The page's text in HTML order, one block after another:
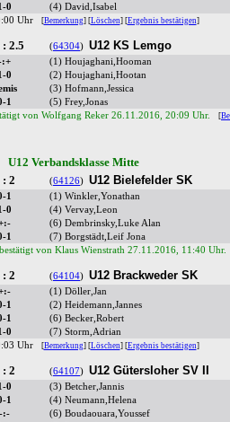
0 (4) David,Isabel
Uhr [Bemerkung] [Löschen] [Ergebnis bestätigen]
: 2.5 (64304) U12 KS Lemgo
:+ (1) Houjaghani,Hooman
0 (2) Houjaghani,Hootan
(3) Hofmann,Jessica
1 (5) Frey,Jonas
von Wolfgang Reker 26.11.2016, 20:09 Uhr. [
Verbandsklasse Mitte
: 2 (64126) U12 Bielefelder SK
1 (1) Winkler,Yonathan
0 (4) Vervay,Leon
(6) Dembrinsky,Luke Alan
1 (7) Borgstädt,Leif Jona
von Klaus Wienstrath 27.11.2016, 11:40 Uhr.
: 2 (64104) U12 Brackweder SK
(1) Döller,Jan
1 (2) Heidemann,Jannes
1 (6) Becker,Robert
0 (7) Storm,Adrian
Uhr [Bemerkung] [Löschen] [Ergebnis bestätigen]
: 2 (64107) U12 Gütersloher SV II
0 (3) Betcher,Jannis
1 (4) Neumann,Helena
-:- (6) Boudaouara,Youssef